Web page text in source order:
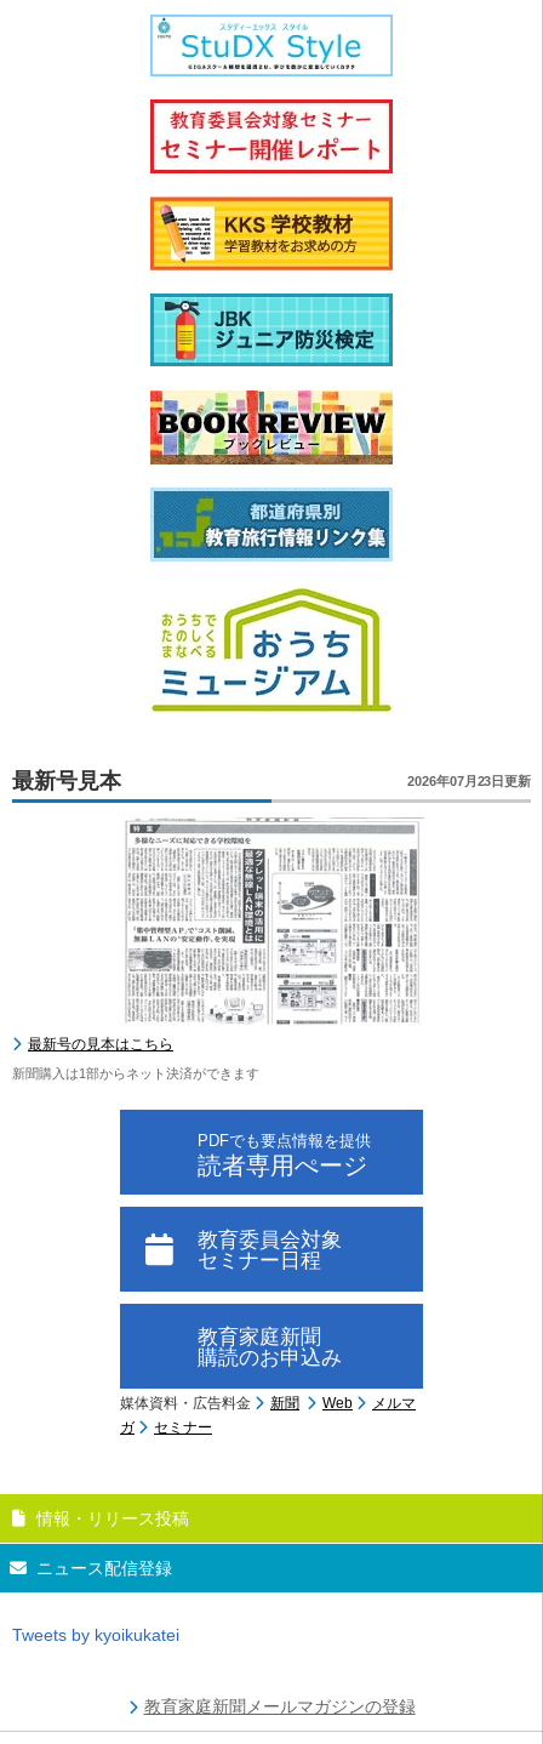
最新号見本 2026年07月23日更新
最新号の見本はこちら
新聞購入は1部からネット決済ができます
PDFでも要点情報を提供
読者専用ぺージ
教育委員会対象
セミナー日程
教育家庭新聞
購読のお申込み
媒体資料・広告料金 新聞 Web
メルマ
ガ
セミナー
情報・リリース投稿
ニュース配信登録
Tweets by kyoikukatei
教育家庭新聞メールマガジンの登録